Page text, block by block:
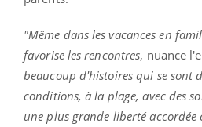
"Même dans les vacances en
favorise les rencontres, nuance
beaucoup d'histoires qui se sont
conditions, à la plage, avec des
une plus grande liberté accordée